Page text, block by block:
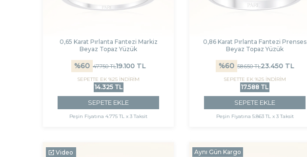
0,65 Karat Pırlanta Fantezi Markiz
Beyaz Topaz Yüzük
%60 47.750TL19.100 TL
SEPETTE EK %25 İNDİRİM
14.325 TL
SEPETE EKLE
Peşin Fiyatına 4.775 TL x 3 Taksit
0,86 Karat Pırlanta Fantezi Prenses
Beyaz Topaz Yüzük
%60 58.650TL23.450 TL
SEPETTE EK %25 İNDİRİM
17.588 TL
SEPETE EKLE
Peşin Fiyatına 5.863 TL x 3 Taksit
Video
Aynı Gün Kargo